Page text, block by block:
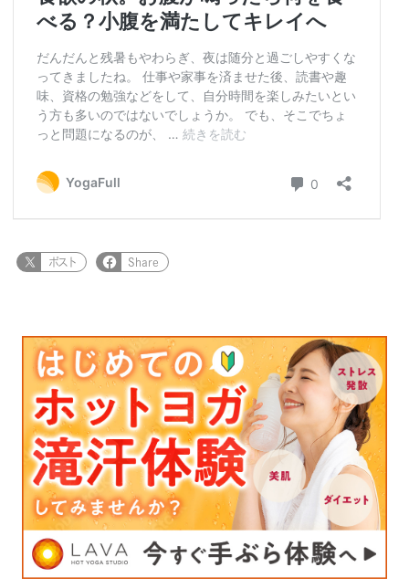
ポスト Share